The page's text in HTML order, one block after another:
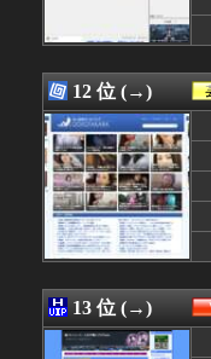
08/08 12:12
08/08 12:11
08/08 12:10
08/08 12:10
08/08 12:10
08/08 12:10
08/08 12:10
08/08 12:10
08/08 12:09
08/08 12:09
08/08 12:09
08/08 12:09
08/08 12:09
12 位 (→)
13 位 (→)